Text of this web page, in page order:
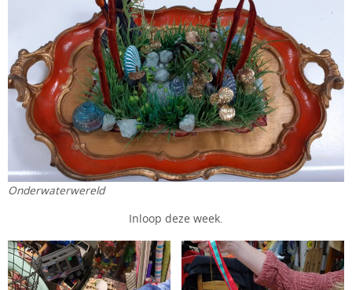
Onderwaterwereld
Inloop deze week.